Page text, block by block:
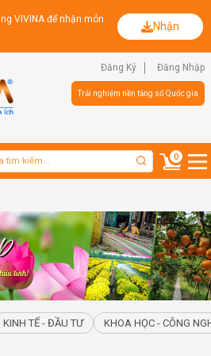
VIVINA để nhận món
Nhận
Đăng Ký Đăng Nhập
Trải nghiệm nền tảng số Quốc gia
0
KINH TẾ - ĐẦU TƯ KHOA HỌC - CÔNG